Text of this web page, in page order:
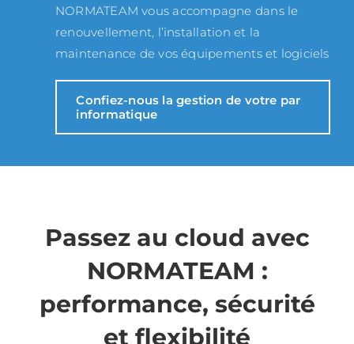
NORMATEAM vous accompagne dans le
renouvellement, l’installation et la
maintenance de vos équipements et logiciels
Confiez-nous la gestion de votre par
informatique
Passez au cloud avec
NORMATEAM :
performance, sécurité
et flexibilité